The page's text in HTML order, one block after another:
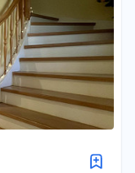
m²
zurücksetzen